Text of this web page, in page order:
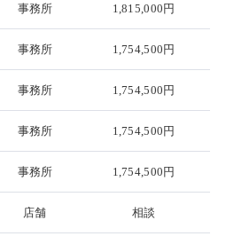
事務所 1,815,000円
事務所 1,754,500円
事務所 1,754,500円
事務所 1,754,500円
事務所 1,754,500円
店舗 相談